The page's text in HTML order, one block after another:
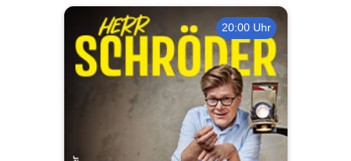
20:00 Uhr